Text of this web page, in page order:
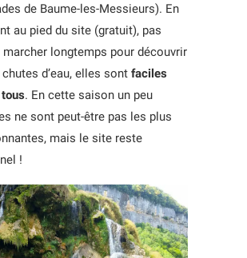
de Baume-les-Messieurs). En
au pied du site (gratuit), pas
marcher longtemps pour découvrir
d’eau, elles sont faciles
tous. En cette saison un peu
ne sont peut-être pas les plus
mais le site reste
!